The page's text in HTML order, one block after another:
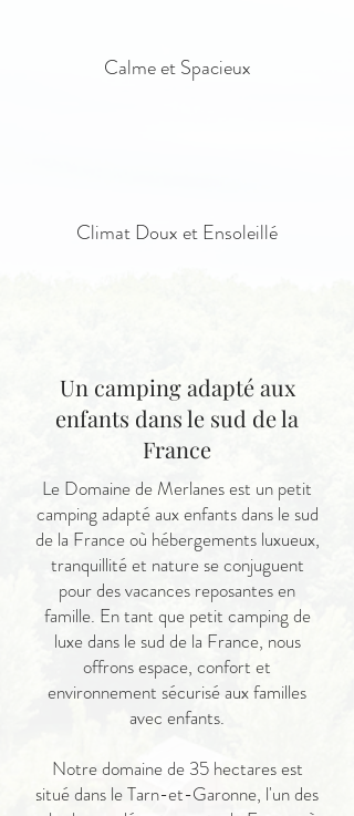
Calme et Spacieux
Climat Doux et Ensoleillé
Un camping adapté aux
enfants dans le sud de la
France
Le Domaine de Merlanes est un petit
camping adapté aux enfants dans le sud
de la France où hébergements luxueux,
tranquillité et nature se conjuguent
pour des vacances reposantes en
famille. En tant que petit camping de
luxe dans le sud de la France, nous
offrons espace, confort et
environnement sécurisé aux familles
avec enfants.
Notre domaine de 35 hectares est
situé dans le Tarn-et-Garonne, l'un des